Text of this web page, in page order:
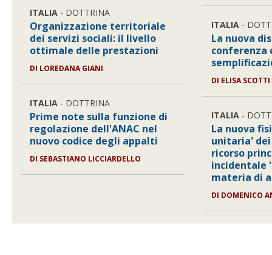
ITALIA - DOTTRINA
Organizzazione territoriale
dei servizi sociali: il livello
ottimale delle prestazioni
DI LOREDANA GIANI
ITALIA - DOTTRINA
Prime note sulla funzione di
regolazione dell'ANAC nel
nuovo codice degli appalti
DI SEBASTIANO LICCIARDELLO
ITALIA -
La nuova
conferenza
DI ELISA SCOTTI
ITALIA -
La nuova
unitaria'
ricorso
incidentale
materia di
DI DOMENICO